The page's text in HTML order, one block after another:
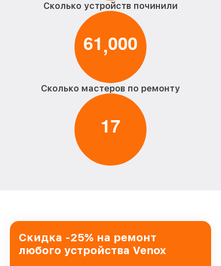
Сколько устройств починили
61,000
Сколько мастеров по ремонту
17
Скидка -25% на ремонт
любого устройства Venox